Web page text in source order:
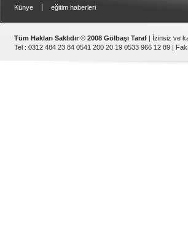
Künye eğitim haberleri
Tüm Hakları Saklıdır © 2008 Gölbaşı Taraf | İzinsiz ve
Tel : 0312 484 23 84 0541 200 20 19 0533 966 12 89 |